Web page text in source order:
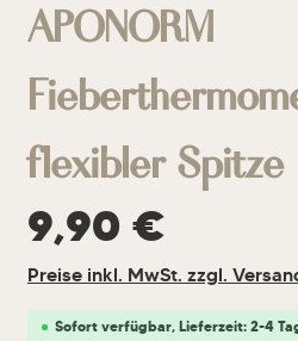
APONORM
flexibler Spitze
Regulärer Preis:
9,90 €
Preise inkl. MwSt. zzgl.
Sofort verfügbar, Lieferzeit: 2-4